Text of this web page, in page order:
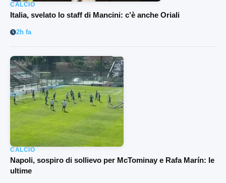
CALCIO
Italia, svelato lo staff di Mancini: c’è anche Oriali
2h fa
CALCIO
Napoli, sospiro di sollievo per McTominay e Rafa Marín: le
ultime